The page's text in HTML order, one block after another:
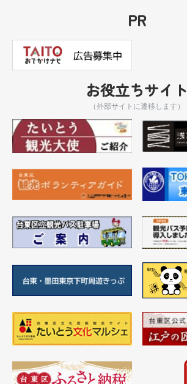
PR
お役立ちサイト
（外部サイトに遷移します）